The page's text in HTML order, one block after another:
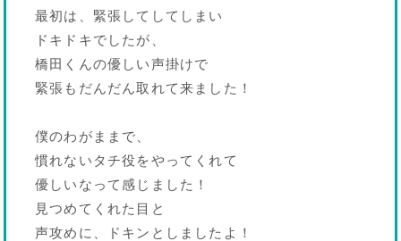
最初は、緊張してしてしまい
ドキドキでしたが、
橋田くんの優しい声掛けで
緊張もだんだん取れて来ました！
僕のわがままで、
慣れないタチ役をやってくれて
優しいなって感じました！
見つめてくれた目と
声攻めに、ドキンとしましたよ！